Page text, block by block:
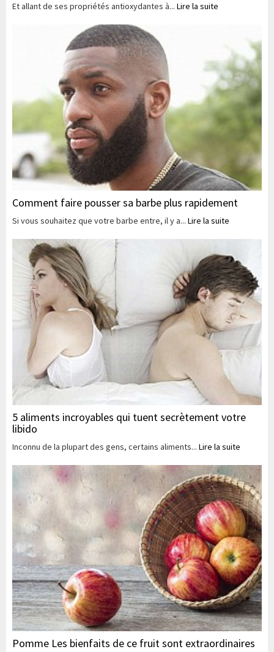
Et allant de ses propriétés antioxydantes à... Lire la suite
Comment faire pousser sa barbe plus rapidement
Si vous souhaitez que votre barbe entre, il y a... Lire la suite
5 aliments incroyables qui tuent secrètement votre
libido
Inconnu de la plupart des gens, certains aliments... Lire la suite
Pomme Les bienfaits de ce fruit sont extraordinaires